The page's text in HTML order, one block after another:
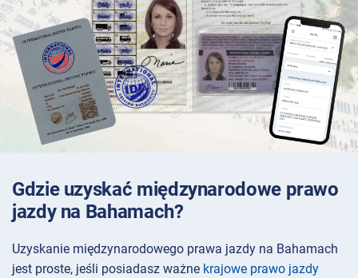
Gdzie uzyskać międzynarodowe prawo
jazdy na Bahamach?
Uzyskanie międzynarodowego prawa jazdy na Bahamach
jest proste, jeśli posiadasz ważne krajowe prawo jazdy